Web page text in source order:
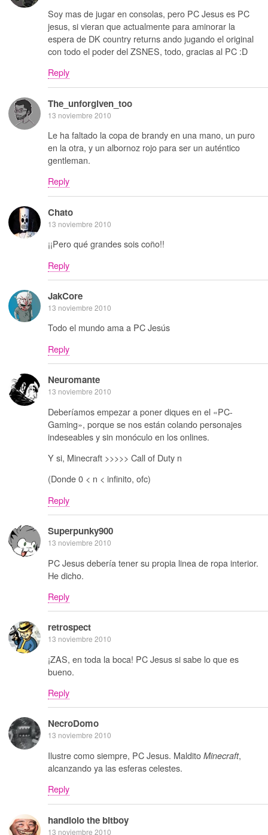
Soy mas de jugar en consolas, pero PC Jesus es PC
jesus, si vieran que actualmente para aminorar la
espera de DK country returns ando jugando el original
con todo el poder del ZSNES, todo, gracias al PC :D
Reply
The_unforgiven_too
13 noviembre 2010
Le ha faltado la copa de brandy en una mano, un puro
en la otra, y un albornoz rojo para ser un auténtico
gentleman.
Reply
Chato
13 noviembre 2010
¡¡Pero qué grandes sois coño!!
Reply
JakCore
13 noviembre 2010
Todo el mundo ama a PC Jesús
Reply
Neuromante
13 noviembre 2010
Deberíamos empezar a poner diques en el «PC-
Gaming», porque se nos están colando personajes
indeseables y sin monóculo en los onlines.
Y si, Minecraft >>>>> Call of Duty n
(Donde 0 < n < infinito, ofc)
Reply
Superpunky900
13 noviembre 2010
PC Jesus debería tener su propia linea de ropa interior.
He dicho.
Reply
retrospect
13 noviembre 2010
¡ZAS, en toda la boca! PC Jesus si sabe lo que es
bueno.
Reply
NecroDomo
13 noviembre 2010
Ilustre como siempre, PC Jesus. Maldito Minecraft,
alcanzando ya las esferas celestes.
Reply
handlolo the bitboy
13 noviembre 2010